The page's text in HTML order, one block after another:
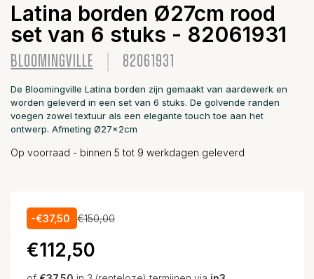
Latina borden Ø27cm rood
set van 6 stuks - 82061931
BLOOMINGVILLE 82061931
De Bloomingville Latina borden zijn gemaakt van aardewerk en
worden geleverd in een set van 6 stuks. De golvende randen
voegen zowel textuur als een elegante touch toe aan het
ontwerp. Afmeting Ø27x2cm
Op voorraad - binnen 5 tot 9 werkdagen geleverd
-€37,50 €150,00
€112,50